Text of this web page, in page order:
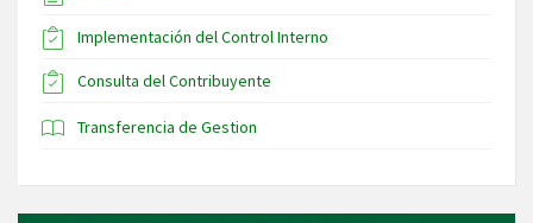
Implementación del Control Interno
Consulta del Contribuyente
Transferencia de Gestion